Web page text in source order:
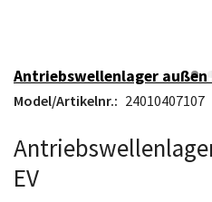
Antriebswellenlager außen
Model/Artikelnr.: 24010407107
EV